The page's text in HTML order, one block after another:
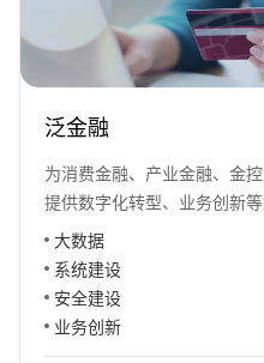
泛金融
为消费金融、产业金融、金
提供数字化转型、业务创新等
大数据
系统建设
安全建设
业务创新